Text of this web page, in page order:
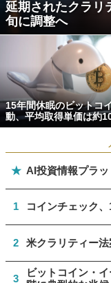
延期されたクラリ
旬に調整へ
15年間休眠のビットコ
動、平均取得単価は約
★ AI投資情報プラ
1 コインチェック
2 米クラリティー
3
ビットコイン・